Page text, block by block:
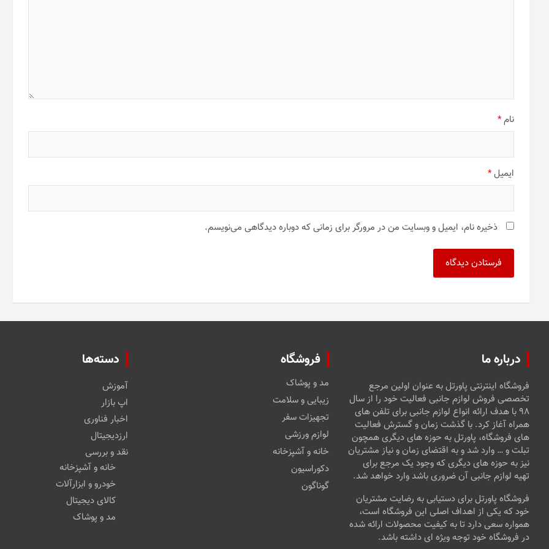
نام*
ایمیل*
ذخیره نام، ایمیل و وبسایت من در مرورگر برای زمانی که دوباره دیدگاهی می‌نویسم.
درباره ما
فروشگاه اینترنتی پاورتل به عنوان اولین مرجع
تخصصی فروش لوازم جانبی فعالیت خود را از سال
۹۸ با هدف ارائه انواع لوازم جانبی برای تلفن های
همراه آغاز کرد. با گذشت زمان و گسترش فعالیت
های فروشگاه، پاورتل به حوزه های دیگری همچون
تبلت و … وارد شد و به اقتضای زمان و نیاز مشتریان
نیز به حوزه های دیگری که وجود یک مرجع برای
تهیه لوازم جانبی آن ضروری باشد وارد خواهد شد.
فروشگاه پاورتل برای دستیابی به رضایت مشتریان
خود که یکی از اهداف اصلی این فروشگاه است،
همواره سعی دارد تا به کیفیت محصولات ارائه شده
در فروشگاه خود توجه ویژه ای داشته باشد.
فروشگاه
مد و پوشاک
زیبایی و سلامت
تجهیزات سفر
لوازم ورزشی
خانه و آشپزخانه
دکوراسیون
گوناگون
دسته‌ها
آموزش
اپ بازار
اخبار فناوری
ارزدیجیتال
نقد و بررسی
خانه و آشپزخانه
خودرو و ابزارآلات
کالای دیجیتال
مد و پوشاک